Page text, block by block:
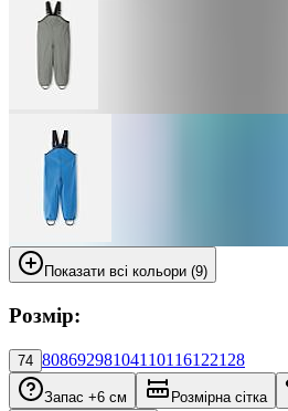
Показати всі кольори (9)
Розмір:
74 80869298104110116122128
Запас +6 см Розмірна сітка